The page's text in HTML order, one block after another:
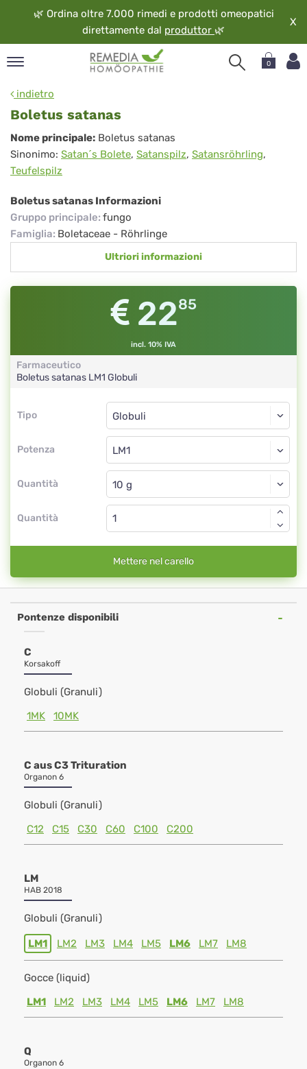
🌿 Ordina oltre 7.000 rimedi e prodotti omeopatici
direttamente dal produttor 🌿
X
0
indietro
Boletus satanas
Boletus
satanas
Nome principale: Boletus satanas
Sinonimo: Satan´s Bolete, Satanspilz, Satansröhrling,
Teufelspilz
Boletus satanas Informazioni
Gruppo principale: fungo
Famiglia: Boletaceae - Röhrlinge
Ultriori informazioni
2285
incl. 10% IVA
Farmaceutico
Boletus satanas LM1 Globuli
Tipo
Tipo
Potenza
Globuli
LM1
Quantità
Globuli
Quantità
Mettere nel carello
Pontenze disponibili
C
Korsakoff
Globuli (Granuli)
1MK
10MK
C aus C3 Trituration
Organon 6
Globuli (Granuli)
C12
C15 C30 C60 C100 C200
LM
HAB 2018
Globuli (Granuli)
LM1 LM2 LM3 LM4 LM5 LM6 LM7 LM8
Gocce (liquid)
LM1
LM2 LM3 LM4 LM5 LM6 LM7 LM8
Q
Organon 6